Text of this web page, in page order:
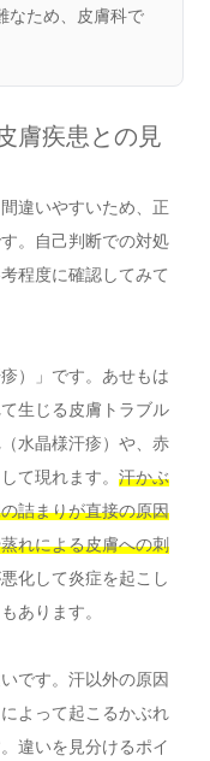
なため、皮膚科で
膚疾患との見
違いやすいため、正
。自己判断での対処
程度に確認してみて
）」です。あせもは
生じる皮膚トラブル
水晶様汗疹）や、赤
て現れます。 汗かぶ
詰まりが直接の原因
れによる皮膚への刺
化して炎症を起こし
あります。
です。汗以外の原因
よって起こるかぶれ
違いを見分けるポイ